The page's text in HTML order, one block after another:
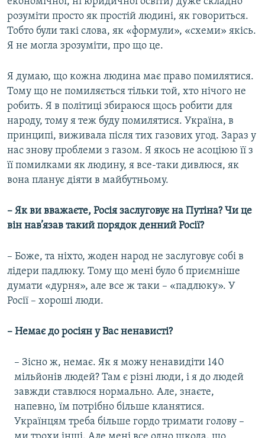
розуміти просто як простій людині, як говориться.
Тобто були такі слова, як «формули», «схеми» якісь.
Я не могла зрозуміти, про що це.
Я думаю, що кожна людина має право помилятися.
Тому що не помиляється тільки той, хто нічого не
робить. Я в політиці збираюся щось робити для
народу, тому я теж буду помилятися. Україна, в
принципі, виживала після тих газових угод. Зараз у
нас знову проблеми з газом. Я якось не асоціюю її з
її помилками як людину, я все-таки дивлюся, як
вона планує діяти в майбутньому.
– Як ви вважаєте, Росія заслуговує на Путіна? Чи це
він нав’язав такий порядок денний Росії?
– Боже, та ніхто, жоден народ не заслуговує собі в
лідери падлюку. Тому що мені було б приємніше
думати «дурня», але все ж таки – «падлюку». У
Росії – хороші люди.
– Немає до росіян у Вас ненависті?
– Зісно ж, немає. Як я можу ненавидіти 140
мільйонів людей? Там є різні люди, і я до людей
завжди ставлюся нормально. Але, знаєте,
напевно, їм потрібно більше кланятися.
Українцям треба більше гордо тримати голову –